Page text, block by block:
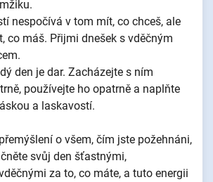
nespočívá v tom mít, co chceš, ale
co máš. Přijmi dnešek s vděčným
den je dar. Zacházejte s ním
používejte ho opatrně a naplňte
a laskavostí.
o všem, čím jste požehnáni,
svůj den šťastnými,
za to, co máte, a tuto energii